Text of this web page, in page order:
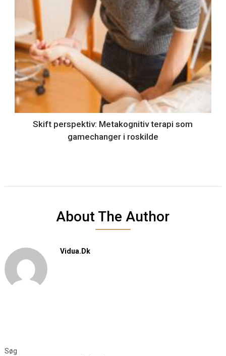
Skift perspektiv: Metakognitiv terapi som
gamechanger i roskilde
About The Author
Vidua.dk
Søg